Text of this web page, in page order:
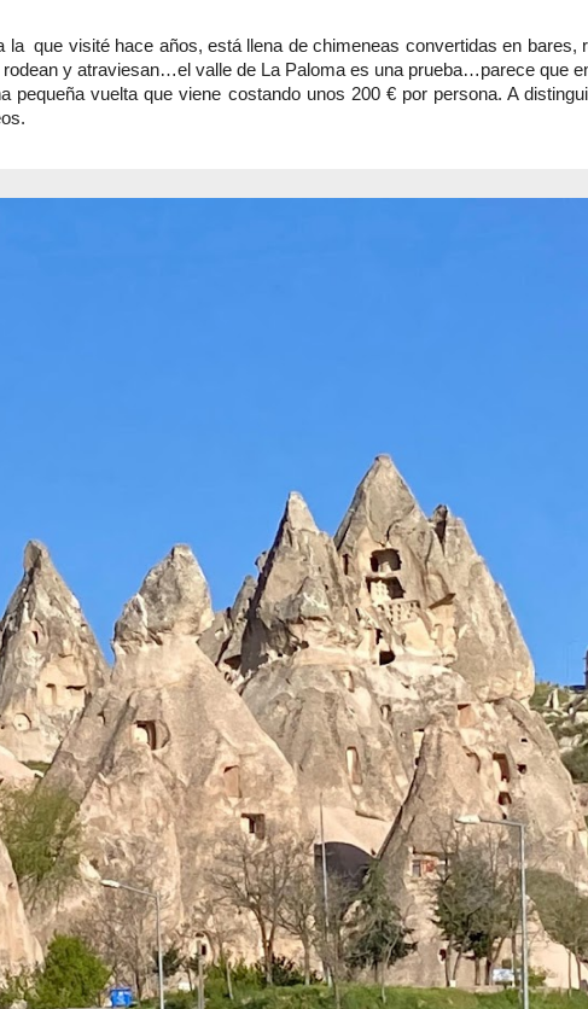
la que visité hace años, está llena de chimeneas convertidas en
y atraviesan…el valle de La Paloma es una prueba…parece que
vuelta que viene costando unos 200 € por persona. A